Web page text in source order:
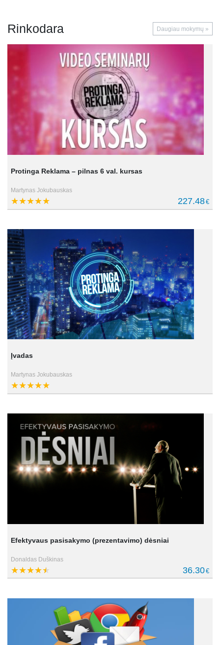
Rinkodara Daugiau mokymų »
Protinga Reklama – pilnas 6 val. kursas
Martynas Jokubauskas
227.48€
Įvadas
Martynas Jokubauskas
Efektyvaus pasisakymo (prezentavimo) dėsniai
Donaldas Duškinas
36.30€